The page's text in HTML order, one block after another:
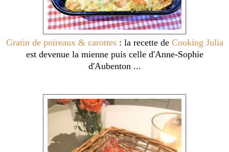
Gratin de poireaux & carottes : la recette de Cooking Julia
est devenue la mienne puis celle d'Anne-Sophie
d'Aubenton ...